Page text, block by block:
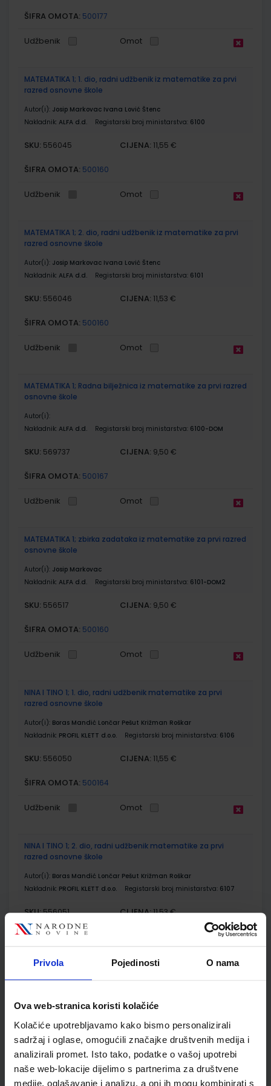
Privola Pojedinosti O nama
Ova web-stranica koristi kolačiće
Kolačiće upotrebljavamo kako bismo personalizirali
sadržaj i oglase, omogućili značajke društvenih medija i
analizirali promet. Isto tako, podatke o vašoj upotrebi
naše web-lokacije dijelimo s partnerima za društvene
medije, oglašavanje i analizu, a oni ih mogu kombinirati s
ŠIFRA OMOTA: 500177
Udžbenik Omot
MATEMATIKA 1; 1. dio, radni udžbenik iz matematike za prvi
razred osnovne škole
Autor(i): Josip Markovac Ivana Lović Štenc
Nakladnik: ALFA d.d. Registarski broj ministarstva: 6100
SKU: 556045 CIJENA: 11,55 €
ŠIFRA OMOTA: 500160
Udžbenik Omot
MATEMATIKA 1; 2. dio, radni udžbenik iz matematike za prvi
razred osnovne škole
Autor(i): Josip Markovac Ivana Lović Štenc
Nakladnik: ALFA d.d. Registarski broj ministarstva: 6101
SKU: 556046 CIJENA: 11,53 €
ŠIFRA OMOTA: 500160
Udžbenik Omot
MATEMATIKA 1; Radna bilježnica iz matematike za prvi razred
osnovne škole
Autor(i):
Nakladnik: ALFA d.d. Registarski broj ministarstva: 6100-DOM
SKU: 569737 CIJENA: 9,50 €
ŠIFRA OMOTA: 500167
Udžbenik Omot
MATEMATIKA 1; zbirka zadataka iz matematike za prvi razred
osnovne škole
Autor(i): Josip Markovac
Nakladnik: ALFA d.d. Registarski broj ministarstva: 6101-DOM2
SKU: 556517 CIJENA: 9,50 €
ŠIFRA OMOTA: 500160
Udžbenik Omot
NINA I TINO 1; 1. dio, radni udžbenik matematike za prvi
razred osnovne škole
Autor(i): Boras Mandić Lončar Pešut Križman Roškar
Nakladnik: PROFIL KLETT d.o.o. Registarski broj ministarstva: 6106
SKU: 556050 CIJENA: 11,55 €
ŠIFRA OMOTA: 500164
Udžbenik Omot
NINA I TINO 1; 2. dio, radni udžbenik matematike za prvi
razred osnovne škole
Autor(i): Boras Mandić Lončar Pešut Križman Roškar
Nakladnik: PROFIL KLETT d.o.o. Registarski broj ministarstva: 6107
SKU:556051 CIJENA:11,53 €
ŠIFRA OMOTA: 500164
Udžbenik Omot
Nakladnik:PROFIL KLETT d.o.o. Registarski broj ministarstva: 6107-
DOM
SKU: 556223 CIJENA: 11,00 €